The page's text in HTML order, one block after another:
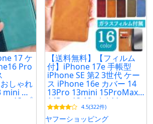
17 ケ
Pro
しゃれ
mini マ
ン 13 プ
【送料無料】【フィルム
付】iPhone 17e 手帳型
iPhone SE 第2 3世代 ケー
ス iPhone 16e カバー 14
13Pro 13mini 15ProMax
14Pro 13 12mini 11 スマ
ホケース マグネット
4.5(322件)
ヤフーショッピング